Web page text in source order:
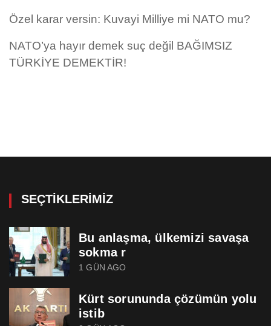
Özel karar versin: Kuvayi Milliye mi NATO mu?
NATO’ya hayır demek suç değil BAĞIMSIZ
TÜRKİYE DEMEKTİR!
SEÇTIKLERIMIZ
Bu anlaşma, ülkemizi savaşa
sokma r
1 GÜN AGO
Kürt sorununda çözümün yolu
istib